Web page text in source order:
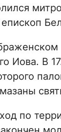
Иова. В
по